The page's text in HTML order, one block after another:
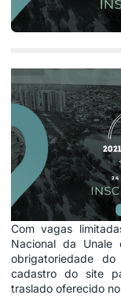
Com vagas
Nacional da Unale
obrigatoriedade
cadastro do site
traslado oferecido